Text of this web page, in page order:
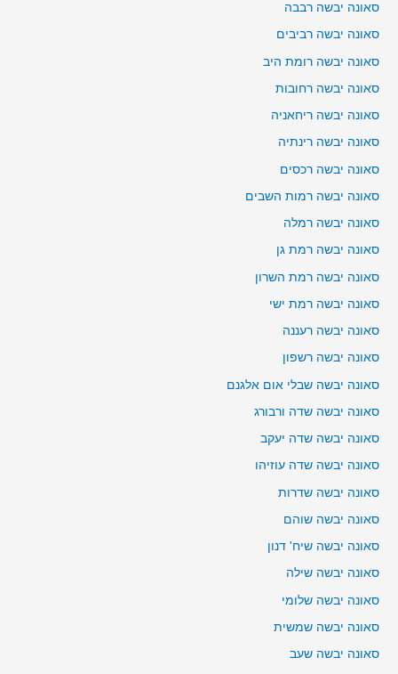
סאונה יבשה רבבה
סאונה יבשה רביבים
סאונה יבשה רומת היב
סאונה יבשה רחובות
סאונה יבשה ריחאניה
סאונה יבשה רינתיה
סאונה יבשה רכסים
סאונה יבשה רמות השבים
סאונה יבשה רמלה
סאונה יבשה רמת גן
סאונה יבשה רמת השרון
סאונה יבשה רמת ישי
סאונה יבשה רעננה
סאונה יבשה רשפון
סאונה יבשה שבלי אום אלגנם
סאונה יבשה שדה ורבורג
סאונה יבשה שדה יעקב
סאונה יבשה שדה עוזיהו
סאונה יבשה שדרות
סאונה יבשה שוהם
סאונה יבשה שיח' דנון
סאונה יבשה שילה
סאונה יבשה שלומי
סאונה יבשה שמשית
סאונה יבשה שעב